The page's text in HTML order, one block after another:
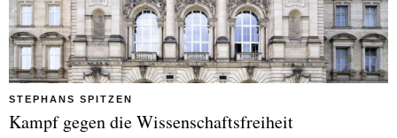
STEPHANS SPITZEN
Kampf gegen die Wissenschaftsfreiheit